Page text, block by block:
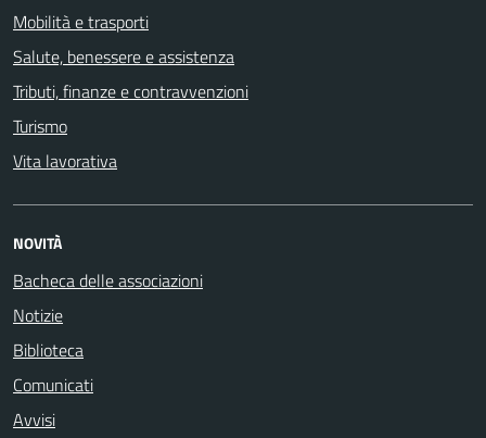
Mobilità e trasporti
Salute, benessere e assistenza
Tributi, finanze e contravvenzioni
Turismo
Vita lavorativa
NOVITÀ
Bacheca delle associazioni
Notizie
Biblioteca
Comunicati
Avvisi